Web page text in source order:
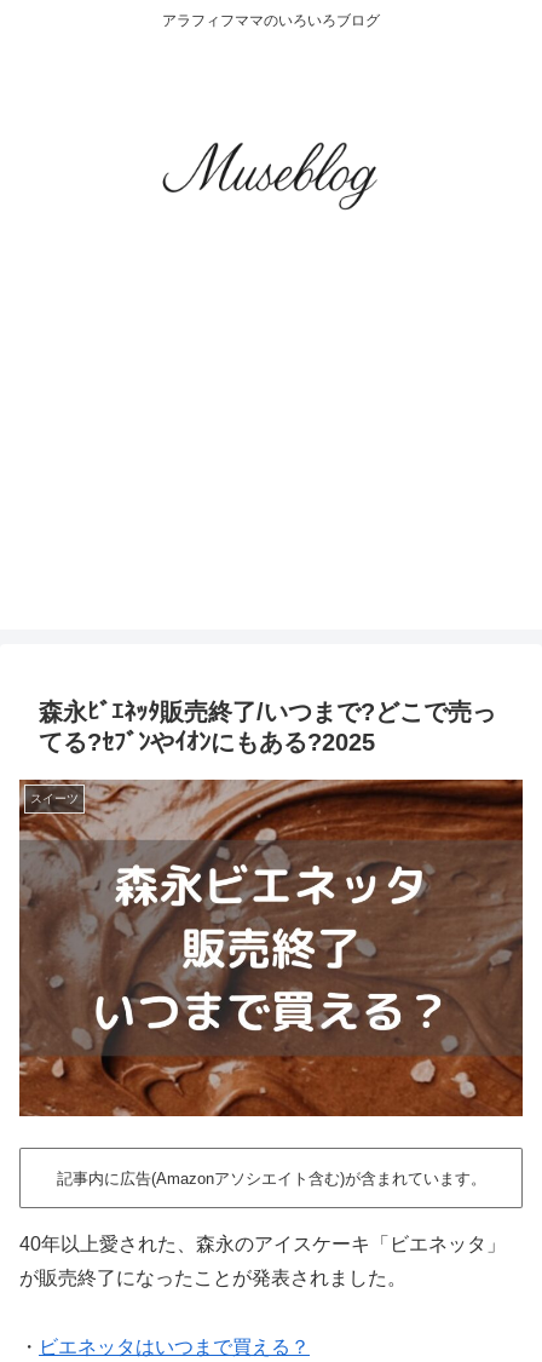
アラフィフママのいろいろブログ
森永ﾋﾞｴﾈｯﾀ販売終了/いつまで?どこで売っ
てる?ｾﾌﾞﾝやｲｵﾝにもある?2025
スイーツ
記事内に広告(Amazonアソシエイト含む)が含まれています。
40年以上愛された、森永のアイスケーキ「ビエネッタ」
が販売終了になったことが発表されました。
・ ビエネッタはいつまで買える？